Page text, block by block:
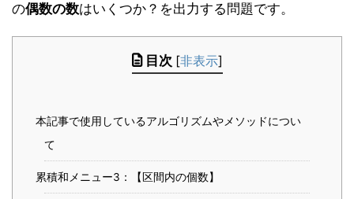
の偶数の数はいくつか？を出力する問題です。
目次 [非表示]
本記事で使用しているアルゴリズムやメソッドについ
て
累積和メニュー3：【区間内の個数】